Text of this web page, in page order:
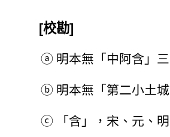
[校勘]
ⓐ 明本無「中阿含」三
ⓑ 明本無「第二小土
ⓒ 「含」，宋、元、